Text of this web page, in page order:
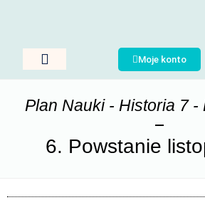
Moje konto
Plan Nauki - Historia 7 -
6. Powstanie